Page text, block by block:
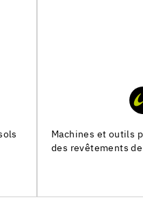
du support et la pose